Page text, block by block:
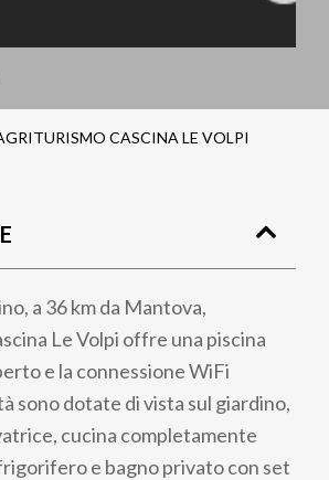
CASCINA LE VOLPI
a 36 km da Mantova,
Le Volpi offre una piscina
e la connessione WiFi
sono dotate di vista sul giardino,
cucina completamente
e bagno privato con set